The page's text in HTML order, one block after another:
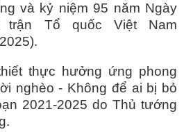
và kỷ niệm 95 năm Ngày
trận Tổ quốc Việt Nam
thực hưởng ứng phong
nghèo - Không để ai bị bỏ
2021-2025 do Thủ tướng